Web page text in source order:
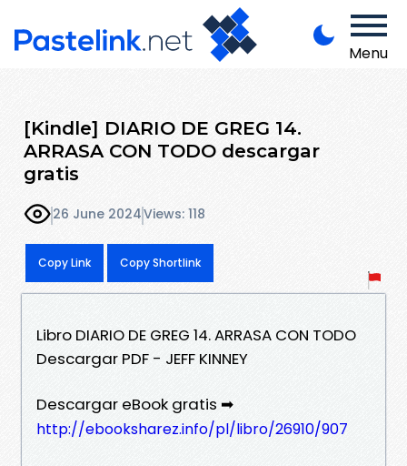
Menu
[Kindle] DIARIO DE GREG 14.
ARRASA CON TODO descargar
gratis
26 June 2024Views: 118
Copy Link Copy Shortlink
Libro DIARIO DE GREG 14. ARRASA CON TODO
Descargar PDF - JEFF KINNEY
Descargar eBook gratis ➡
http://ebooksharez.info/pl/libro/26910/907